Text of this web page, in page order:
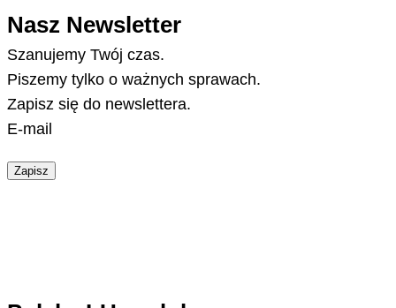
Nasz Newsletter
Szanujemy Twój czas.
Piszemy tylko o ważnych sprawach.
Zapisz się do newslettera.
E-mail
Zapisz